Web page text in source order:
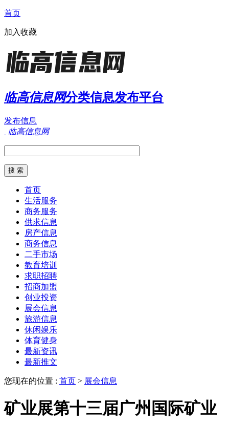
首页
加入收藏
临高信息网分类信息发布平台
发布信息
临高信息网
首页
生活服务
商务服务
供求信息
房产信息
商务信息
二手市场
教育培训
求职招聘
招商加盟
创业投资
展会信息
旅游信息
休闲娱乐
体育健身
最新资讯
最新推文
您现在的位置 : 首页 > 展会信息
矿业展第十三届广州国际矿业